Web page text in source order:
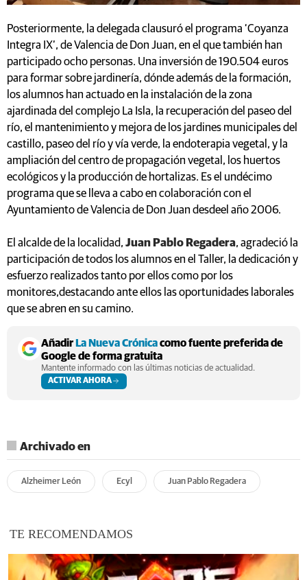
Posteriormente, la delegada clausuró el programa ‘Coyanza
Integra IX’, de Valencia de Don Juan, en el que también han
participado ocho personas. Una inversión de 190.504 euros
para formar sobre jardinería, dónde además de la formación,
los alumnos han actuado en la instalación de la zona
ajardinada del complejo La Isla, la recuperación del paseo del
río, el mantenimiento y mejora de los jardines municipales del
castillo, paseo del río y vía verde, la endoterapia vegetal, y la
ampliación del centro de propagación vegetal, los huertos
ecológicos y la producción de hortalizas. Es el undécimo
programa que se lleva a cabo en colaboración con el
Ayuntamiento de Valencia de Don Juan desdeel año 2006.
El alcalde de la localidad, Juan Pablo Regadera, agradeció la
participación de todos los alumnos en el Taller, la dedicación y
esfuerzo realizados tanto por ellos como por los
monitores,destacando ante ellos las oportunidades laborales
que se abren en su camino.
Añadir La Nueva Crónicacomo fuente preferida de
Google de forma gratuita
Mantente informado con las últimas noticias de actualidad.
ACTIVAR AHORA
Archivado en
Alzheimer León Ecyl Juan Pablo Regadera
TE RECOMENDAMOS